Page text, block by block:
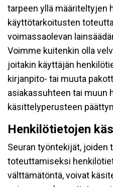
tarpeen yllä määriteltyjen
käyttötarkoitusten
voimassaolevan
Voimme kuitenkin olla
joitakin käyttäjän
kirjanpito- tai muuta
asiakassuhteen tai muun
käsittelyperusteen
Henkilötietojen
Seuran työntekijät, joiden
toteuttamiseksi
välttämätöntä, voivat